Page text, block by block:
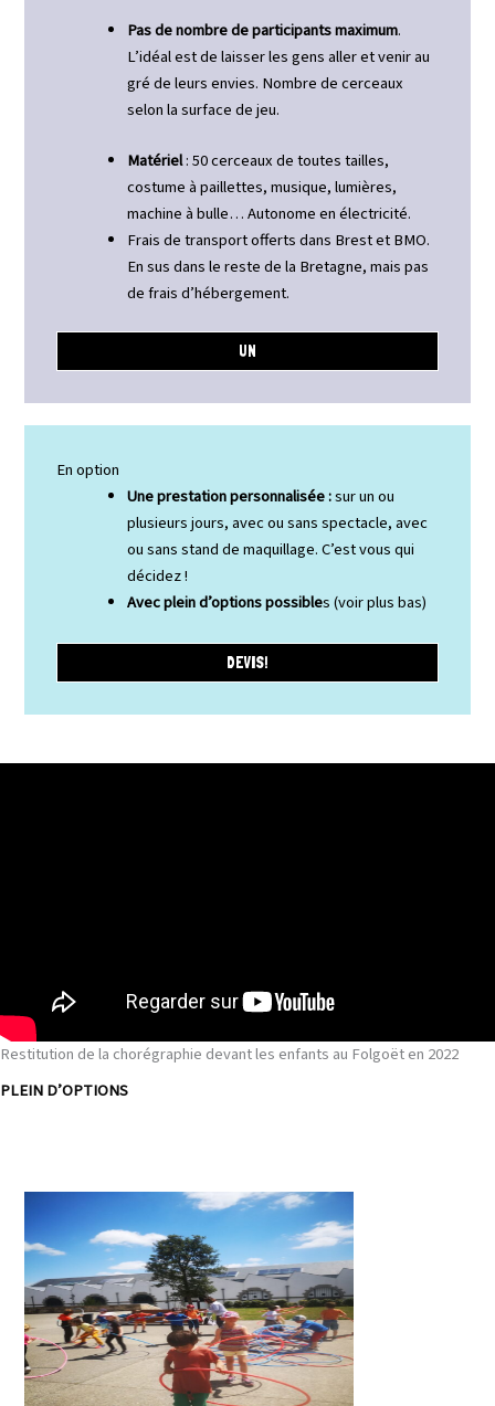
Pas de nombre de participants maximum.
L’idéal est de laisser les gens aller et venir au
gré de leurs envies. Nombre de cerceaux
selon la surface de jeu.
Matériel: 50 cerceaux de toutes tailles,
costume à paillettes, musique, lumières,
machine à bulle… Autonome en électricité.
Frais de transport offerts dans Brest et BMO.
En sus dans le reste de la Bretagne, mais pas
de frais d’hébergement.
UN
En option
Une prestation personnalisée :sur un ou
plusieurs jours, avec ou sans spectacle, avec
ou sans stand de maquillage. C’est vous qui
décidez !
Avec plein d’options possibles (voir plus bas)
DEVIS!
Restitution de la chorégraphie devant les enfants au Folgoët en 2022
PLEIN D’OPTIONS